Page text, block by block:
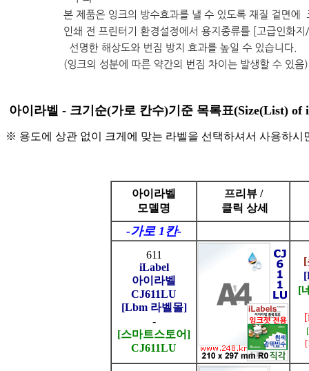
아이라벨 - 크기순(가로 칸수)기준 목록표(Size(List) of
※ 용도에 상관 없이 크게에 맞는 라벨을 선택하셔서 사용하시
아이라벨
모델명
프리뷰 /
클릭 상세
-가로 1칸-
611
iLabel
아이라벨
CJ611LU
[Lbm 라벨몰]
-
[스마트스토어]
CJ611LU
[
[